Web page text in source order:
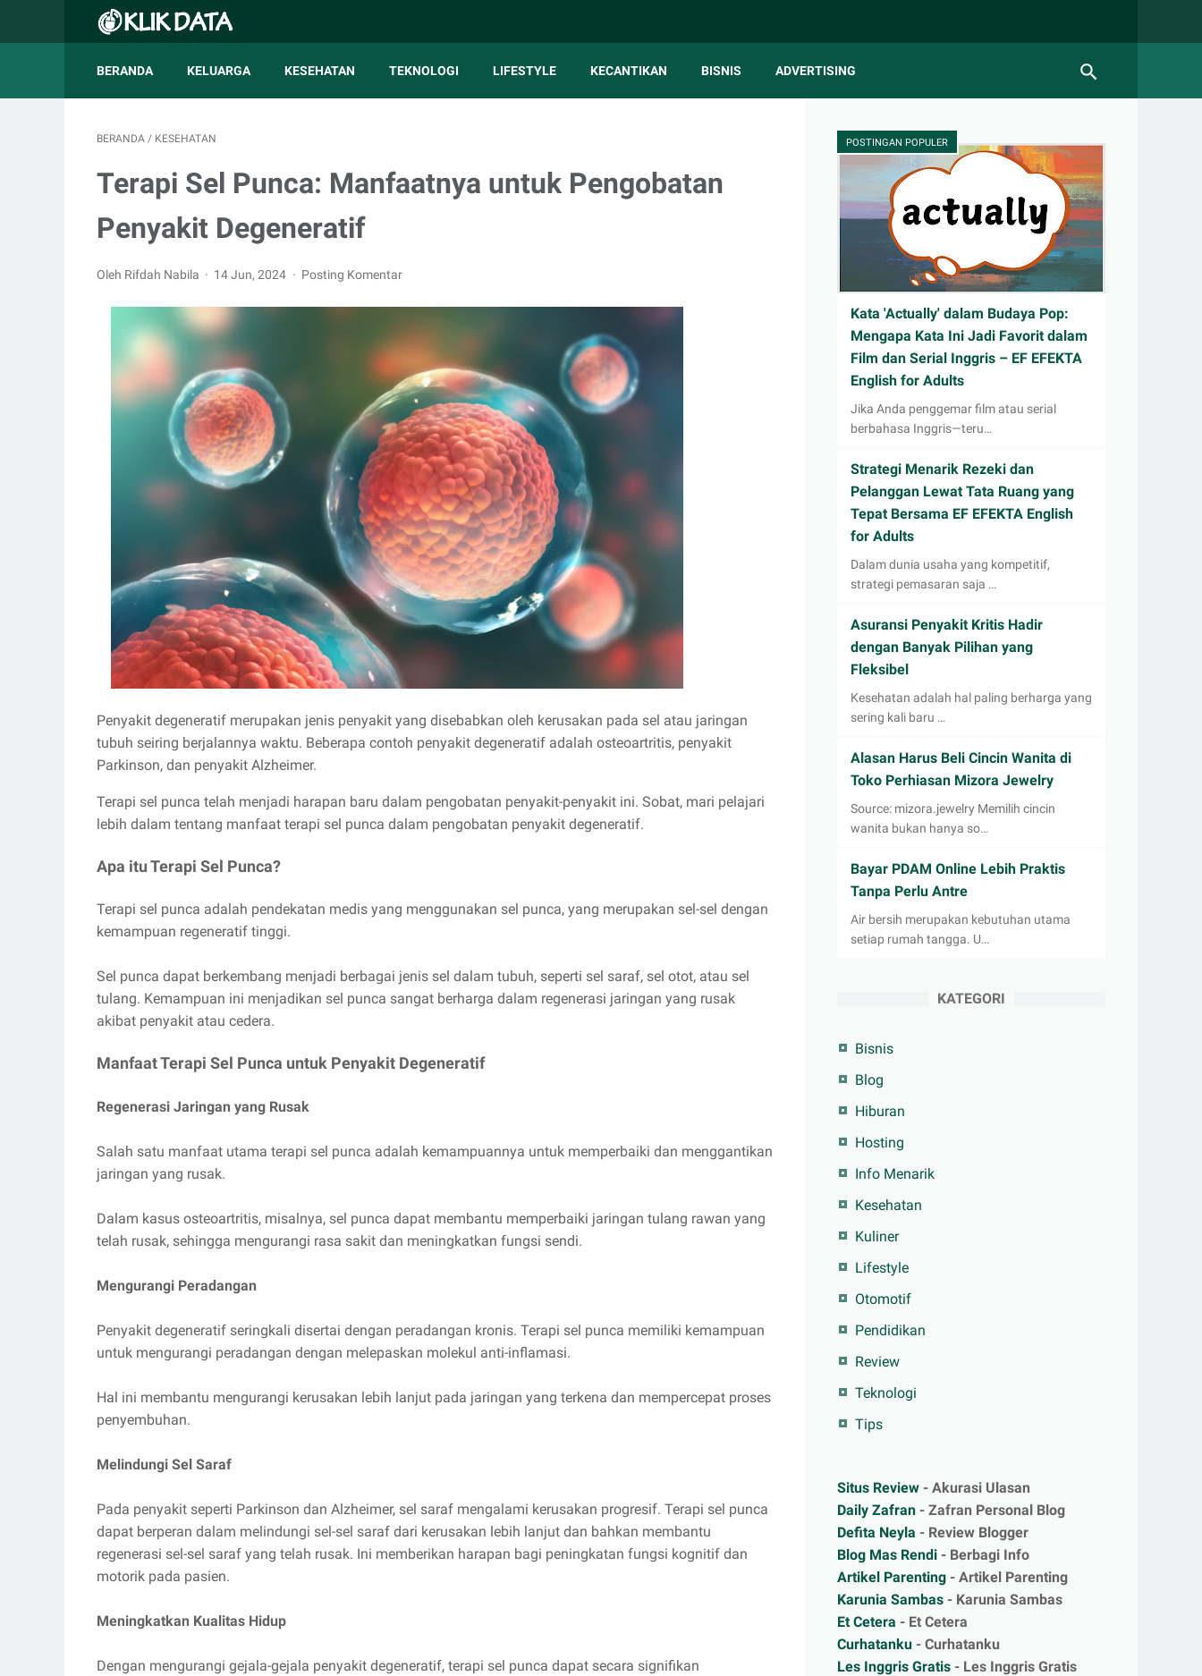
BERANDA KELUARGA KESEHATAN TEKNOLOGI LIFESTYLE KECANTIKAN BISNIS ADVERTISING
BERANDA / KESEHATAN
Terapi Sel Punca: Manfaatnya untuk Pengobatan
Penyakit Degeneratif
Oleh Rifdah Nabila 14 Jun, 2024 Posting Komentar
Penyakit degeneratif merupakan jenis penyakit yang disebabkan oleh kerusakan pada sel atau jaringan
tubuh seiring berjalannya waktu. Beberapa contoh penyakit degeneratif adalah osteoartritis, penyakit
Parkinson, dan penyakit Alzheimer.
Terapi sel punca telah menjadi harapan baru dalam pengobatan penyakit-penyakit ini. Sobat, mari pelajari
lebih dalam tentang manfaat terapi sel punca dalam pengobatan penyakit degeneratif.
Apa itu Terapi Sel Punca?
Terapi sel punca adalah pendekatan medis yang menggunakan sel punca, yang merupakan sel-sel dengan
kemampuan regeneratif tinggi.
Sel punca dapat berkembang menjadi berbagai jenis sel dalam tubuh, seperti sel saraf, sel otot, atau sel
tulang. Kemampuan ini menjadikan sel punca sangat berharga dalam regenerasi jaringan yang rusak
akibat penyakit atau cedera.
Manfaat Terapi Sel Punca untuk Penyakit Degeneratif
Regenerasi Jaringan yang Rusak
Salah satu manfaat utama terapi sel punca adalah kemampuannya untuk memperbaiki dan menggantikan
jaringan yang rusak.
Dalam kasus osteoartritis, misalnya, sel punca dapat membantu memperbaiki jaringan tulang rawan yang
telah rusak, sehingga mengurangi rasa sakit dan meningkatkan fungsi sendi.
Mengurangi Peradangan
Penyakit degeneratif seringkali disertai dengan peradangan kronis. Terapi sel punca memiliki kemampuan
untuk mengurangi peradangan dengan melepaskan molekul anti-inflamasi.
Hal ini membantu mengurangi kerusakan lebih lanjut pada jaringan yang terkena dan mempercepat proses
penyembuhan.
Melindungi Sel Saraf
Pada penyakit seperti Parkinson dan Alzheimer, sel saraf mengalami kerusakan progresif. Terapi sel punca
dapat berperan dalam melindungi sel-sel saraf dari kerusakan lebih lanjut dan bahkan membantu
regenerasi sel-sel saraf yang telah rusak. Ini memberikan harapan bagi peningkatan fungsi kognitif dan
motorik pada pasien.
Meningkatkan Kualitas Hidup
Dengan mengurangi gejala-gejala penyakit degeneratif, terapi sel punca dapat secara signifikan
POSTINGAN POPULER
Kata 'Actually' dalam Budaya Pop:
Mengapa Kata Ini Jadi Favorit dalam
Film dan Serial Inggris – EF EFEKTA
English for Adults
Jika Anda penggemar film atau serial
berbahasa Inggris—teru…
Strategi Menarik Rezeki dan
Pelanggan Lewat Tata Ruang yang
Tepat Bersama EF EFEKTA English
for Adults
Dalam dunia usaha yang kompetitif,
strategi pemasaran saja …
Asuransi Penyakit Kritis Hadir
dengan Banyak Pilihan yang
Fleksibel
Kesehatan adalah hal paling berharga yang
sering kali baru …
Alasan Harus Beli Cincin Wanita di
Toko Perhiasan Mizora Jewelry
Source: mizora.jewelry Memilih cincin
wanita bukan hanya so…
Bayar PDAM Online Lebih Praktis
Tanpa Perlu Antre
Air bersih merupakan kebutuhan utama
setiap rumah tangga. U…
KATEGORI
Bisnis
Blog
Hiburan
Hosting
Info Menarik
Kesehatan
Kuliner
Lifestyle
Otomotif
Pendidikan
Review
Teknologi
Tips
Situs Review - Akurasi Ulasan
Daily Zafran - Zafran Personal Blog
Defita Neyla - Review Blogger
Blog Mas Rendi - Berbagi Info
Artikel Parenting - Artikel Parenting
Karunia Sambas - Karunia Sambas
Et Cetera - Et Cetera
Curhatanku - Curhatanku
Les Inggris Gratis - Les Inggris Gratis